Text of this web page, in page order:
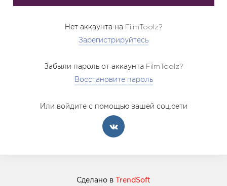
Нет аккаунта на FilmToolz?
Зарегистрируйтесь
Забыли пароль от аккаунта FilmToolz?
Восстановите пароль
Или войдите с помощью вашей соц.сети
Сделано в TrendSoft